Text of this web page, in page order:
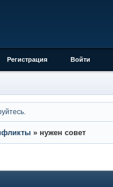
Регистрация Войти
» нужен совет